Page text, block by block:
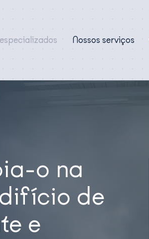
Nossos serviços
o na
de
e